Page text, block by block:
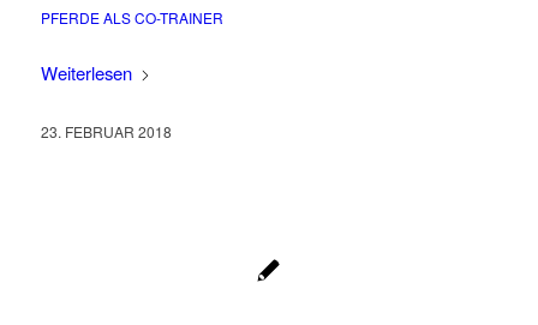
PFERDE ALS CO-TRAINER
Weiterlesen
23. FEBRUAR 2018